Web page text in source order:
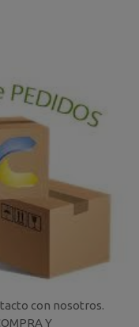
con nosotros.
Y